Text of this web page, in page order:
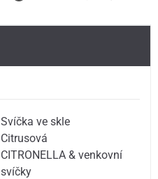
Svíčka ve skle
Citrusová
CITRONELLA & venkovní
svíčky